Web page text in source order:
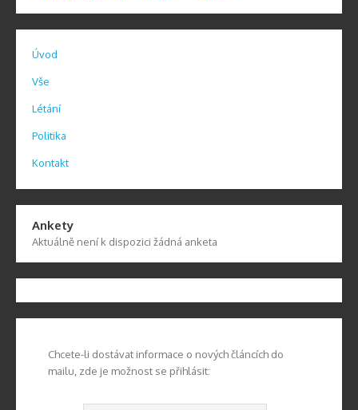
Úvod
Vše
Létání
Politika
Kontakt
Ankety
Aktuálně není k dispozici žádná anketa
Chcete-li dostávat informace o nových článcích do
mailu, zde je možnost se přihlásit: